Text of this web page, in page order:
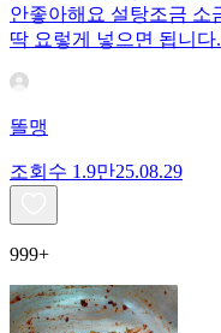
안좋아해요 설탕조금 소
딱 요렇게 넣으면 됩니다.
똘맹
조회수 1.9만25.08.29
999+